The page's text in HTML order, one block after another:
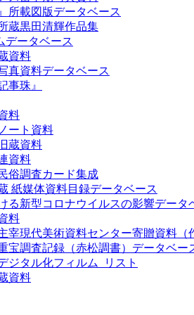
所載図版データベース
蔵黒田清輝作品集
データベース
資料
真資料データベース
事珠』
料
ート資料
蔵資料
資料
俗調査カード集成
紙媒体資料目録データベース
る新型コロナウイルスの影響データ
料
宰現代美術資料センター寄贈資料（
宝調査記録（赤松調書）データベー
ジタル化フィルム_リスト
資料